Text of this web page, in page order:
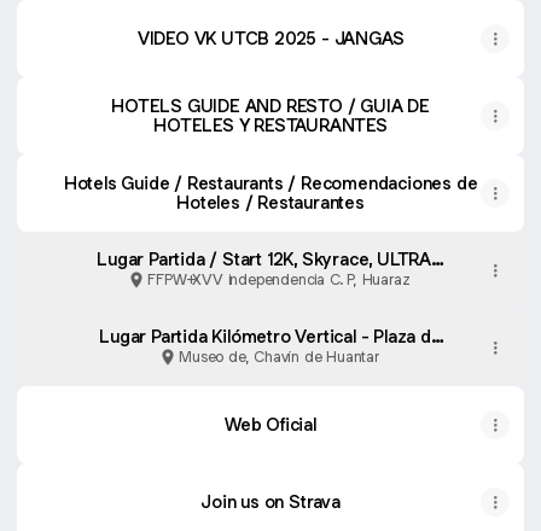
VIDEO VK UTCB 2025 - JANGAS
HOTELS GUIDE AND RESTO / GUIA DE
HOTELES Y RESTAURANTES
Hotels Guide / Restaurants / Recomendaciones de
Hoteles / Restaurantes
Lugar Partida / Start 12K, Skyrace, ULTRA -
Entrega de kits / Packet pickup
FFPW+XVV independencia C. P, Huaraz
Lugar Partida Kilómetro Vertical - Plaza de
Armas Jangas
Museo de, Chavín de Huantar
Web Oficial
Join us on Strava